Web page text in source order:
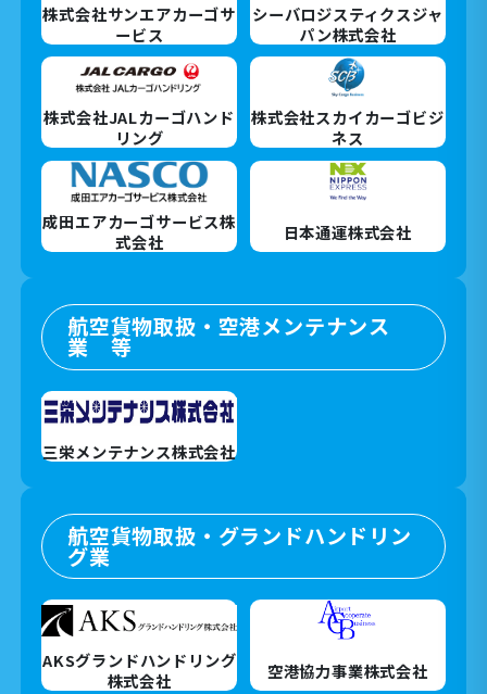
株式会社サンエアカーゴサ
ービス
シーバロジスティクスジャ
パン株式会社
株式会社JALカーゴハンド
リング
株式会社スカイカーゴビジ
ネス
成田エアカーゴサービス株
式会社
日本通運株式会社
航空貨物取扱・空港メンテナンス
業 等
三栄メンテナンス株式会社
航空貨物取扱・グランドハンドリン
グ業
AKSグランドハンドリング
株式会社
空港協力事業株式会社